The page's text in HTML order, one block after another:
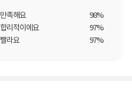
만족해요
98%
합리적이에요
97%
빨라요 97%